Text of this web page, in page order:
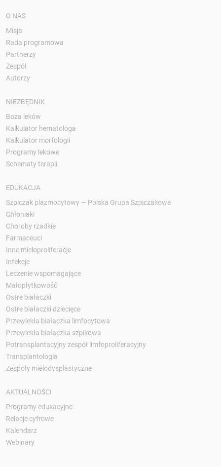
O NAS
Misja
Rada programowa
Partnerzy
Zespół
Autorzy
NIEZBĘDNIK
Baza leków
Kalkulator hematologa
Kalkulator morfologii
Programy lekowe
Schematy terapii
EDUKACJA
Szpiczak plazmocytowy — Polska Grupa Szpiczakowa
Chłoniaki
Choroby rzadkie
Farmaceuci
Inne mieloproliferacje
Infekcje
Leczenie wspomagające
Małopłytkowość
Ostre białaczki
Ostre białaczki dziecięce
Przewlekła białaczka limfocytowa
Przewlekła białaczka szpikowa
Potransplantacyjny zespół limfoproliferacyjny
Transplantologia
Zespoły mielodysplastyczne
AKTUALNOŚCI
Programy edukacyjne
Relacje cyfrowe
Kalendarz
Webinary